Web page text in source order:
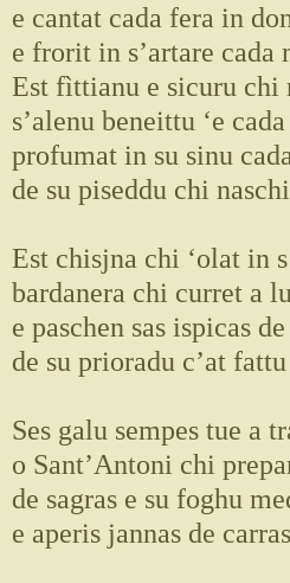
e cantat cada fera in
e frorit in s’artare cada
Est fìttianu e sicuru chi
s’alenu beneittu ‘e
profumat in su sinu
de su piseddu chi
Est chisjna chi ‘olat in
bardanera chi curret a
e paschen sas ispicas
de su prioradu c’at
Ses galu sempes tue a
o Sant’Antoni chi
de sagras e su foghu
e aperis jannas de